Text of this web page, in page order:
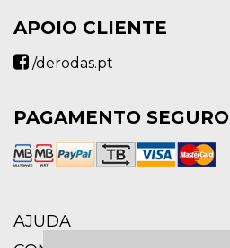
APOIO CLIENTE
/derodas.pt
PAGAMENTO SEGURO
AJUDA